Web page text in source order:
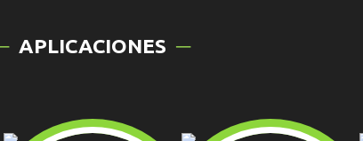
APLICACIONES